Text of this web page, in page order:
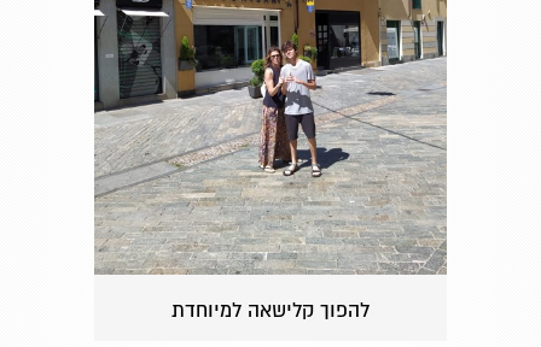
להפוך קלישאה למיוחדת